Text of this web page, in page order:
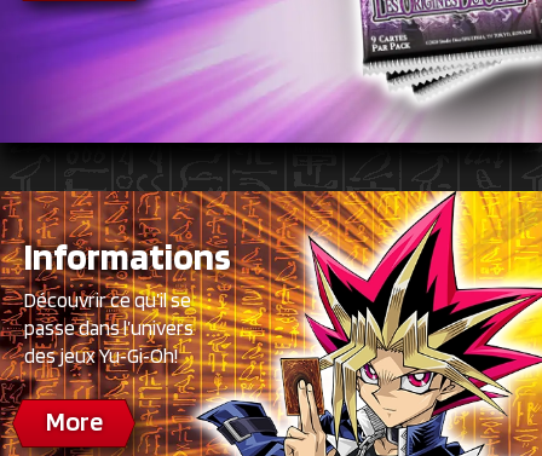
Informations
Découvrir ce qu’il se
passe dans l’univers
des jeux Yu‑Gi‑Oh!
More